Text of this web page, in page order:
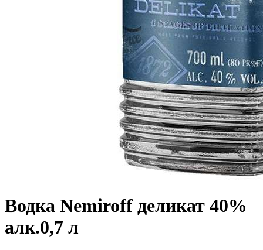
Водка Nemiroff деликат 40%
алк.0,7 л